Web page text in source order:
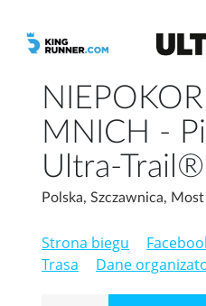
MNICH -
Ultra-Trail®
Polska, Szczawnica,
Strona biegu
Trasa
Dane